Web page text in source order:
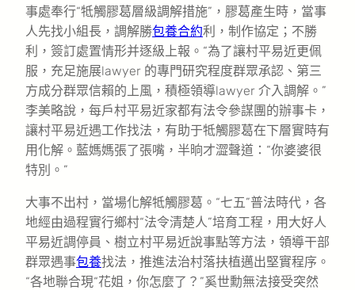
事處奉行“牴觸膠葛層級調解措施”，膠葛產生時，當事
人先找小組長，調解勝包養合約利，制作協定；不勝
利，簽訂處置情形并逐級上報。“為了讓村平易近更佩
服，充足施展lawyer 的專門研究程度群眾承認、第三
方成分群眾信賴的上風，積極領導lawyer 介入調解。”
李美略說，每戶村平易近家都有法令參謀團的辦事卡，
讓村平易近遇工作找法，有助于牴觸膠葛在下層實時有
用化解。藍媽媽張了張嘴，半晌才澀聲道：“你婆婆很
特別。”
大事不出村，當場化解牴觸膠葛。“七五”普法時代，各
地經由過程實行鄉村“法令清楚人”培育工程，用大好人
平易近調停員、樹立村平易近說事點等方法，領導干部
群眾遇事包養找法，推進法治村落扶植邁出堅實程序。
“各地聯合現“花姐，你怎麼了？”奚世勳無法接受突然